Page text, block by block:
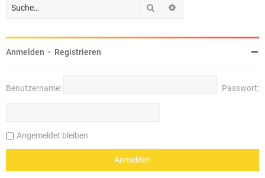
Suche
Anmelden • Registrieren
Benutzername: Passwort:
Angemeldet bleiben